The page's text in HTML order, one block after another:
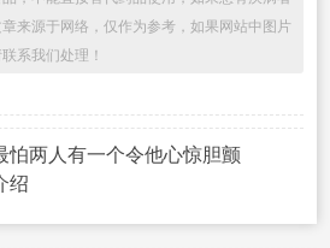
来源于网络，仅作为参考，如果网站中图片
系我们处理！
怕两人有一个令他心惊胆颤
绍